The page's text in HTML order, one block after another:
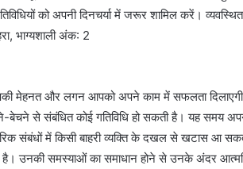
को अपनी दिनचर्या में जरूर शामिल करें।
भाग्यशाली अंक: 2
मेहनत और लगन आपको अपने काम में सफलता
बेचने से संबंधित कोई गतिविधि हो सकती है। यह
संबंधों में किसी बाहरी व्यक्ति के दखल से खटास आ
है। उनकी समस्याओं का समाधान होने से उनके अंदर